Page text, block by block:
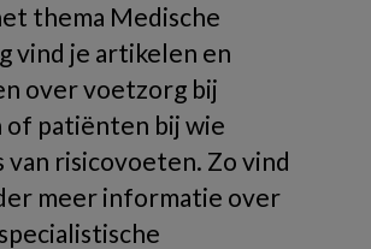
thema Medische
vind je artikelen en
over voetzorg bij
patiënten bij wie
van risicovoeten. Zo vind
meer informatie over